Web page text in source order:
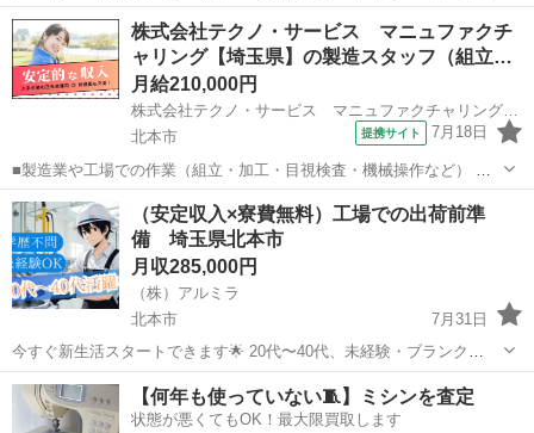
いの心配ゼロ！ ◇ • 個室1R完全無料！ • 即日入寮OK！など ◇ 所持金
ゼロでもスタートできる！ ...
埼玉 北本市 工場 未経験
株式会社テクノ・サービス マニュファクチ
ャリング【埼玉県】の製造スタッフ（組立…
月給210,000円
株式会社テクノ・サービス マニュファクチャリング【埼玉県】
北本市
提携サイト 7月18日
■製造業や工場での作業（組立・加工・目視検査・機械操作など） 具
体的には・・・ 製品に不備がないか目視チェック 部品を機械にセット
してボタン操作などなど 複雑な作業や力仕事はほとんどなく覚えやす
いものばかり！ 未経験の方...
埼玉 北本市 倉庫管理
（安定収入×寮費無料）工場での出荷前準
備 埼玉県北本市
月収285,000円
（株）アルミラ
北本市
7月31日
今すぐ新生活スタートできます🌟 20代〜40代、未経験・ブランク
OK！ 〇●LINEからの応募が可能になりました♪●〇 下記URLよりお友
達登録をお願いします☆ URL: https://lin.ee...
埼玉 北本市 工場
【何年も使っていない🧵】ミシンを査定
状態が悪くてもOK！最大限買取します